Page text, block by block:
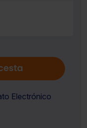
Electrónico